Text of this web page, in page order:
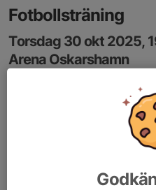
Fotbollsträning
Torsdag 30 okt 2025,
Arena Oskarshamn
Tänk på att klä dig rätt
Ha med dig ombyte till